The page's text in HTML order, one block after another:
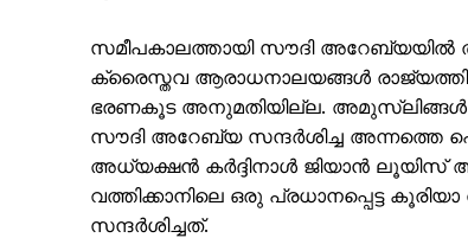
സമീപകാലത്തായി സൗദി അറേബ്യയിൽ
ക്രൈസ്തവ ആരാധനാലയങ്ങള്‍
ഭരണകൂട അനുമതിയില്ല.
സൗദി അറേബ്യ സന്ദർശിച്ച അന്നത്തെ
അധ്യക്ഷൻ കർദ്ദിനാൾ ജിയാൻ ലൂയിസ്
വത്തിക്കാനിലെ ഒരു പ്രധാനപ്പെട്ട
സന്ദർശിച്ചത്.